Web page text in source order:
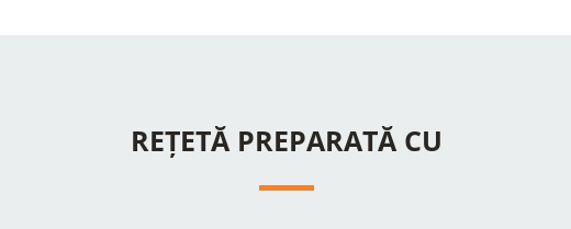
REȚETĂ PREPARATĂ CU